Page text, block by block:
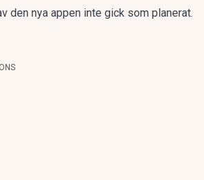
den nya appen inte gick som planerat.